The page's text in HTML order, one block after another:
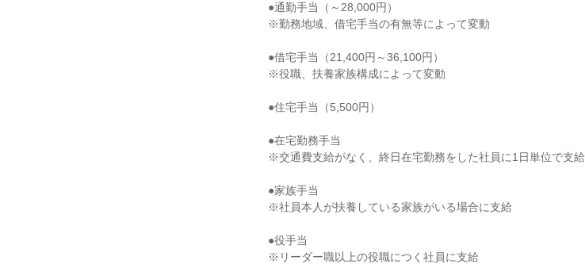
●通勤手当（～28,000円）
※勤務地域、借宅手当の有無等によって変動
●借宅手当（21,400円～36,100円）
※役職、扶養家族構成によって変動
●住宅手当（5,500円）
●在宅勤務手当
※交通費支給がなく、終日在宅勤務をした社員に1日単位で支給
●家族手当
※社員本人が扶養している家族がいる場合に支給
●役手当
※リーダー職以上の役職につく社員に支給